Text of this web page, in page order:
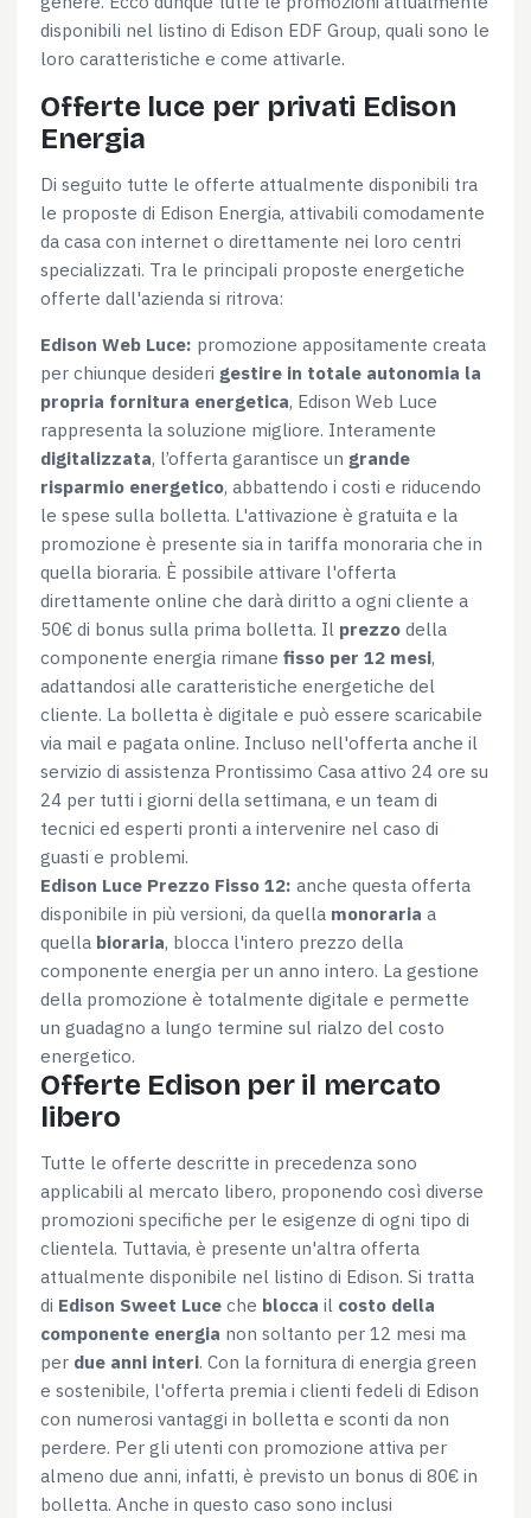
disponibili nel listino di Edison EDF Group, quali sono le
loro caratteristiche e come attivarle.
Offerte luce per privati Edison
Energia
Di seguito tutte le offerte attualmente disponibili tra
le proposte di Edison Energia, attivabili comodamente
da casa con internet o direttamente nei loro centri
specializzati. Tra le principali proposte energetiche
offerte dall'azienda si ritrova:
Edison Web Luce: promozione appositamente creata
per chiunque desideri gestire in totale autonomia la
propria fornitura energetica, Edison Web Luce
rappresenta la soluzione migliore. Interamente
digitalizzata, l’offerta garantisce un grande
risparmio energetico, abbattendo i costi e riducendo
le spese sulla bolletta. L'attivazione è gratuita e la
promozione è presente sia in tariffa monoraria che in
quella bioraria. È possibile attivare l'offerta
direttamente online che darà diritto a ogni cliente a
50€ di bonus sulla prima bolletta. Il prezzo della
componente energia rimane fisso per 12 mesi,
adattandosi alle caratteristiche energetiche del
cliente. La bolletta è digitale e può essere scaricabile
via mail e pagata online. Incluso nell'offerta anche il
servizio di assistenza Prontissimo Casa attivo 24 ore su
24 per tutti i giorni della settimana, e un team di
tecnici ed esperti pronti a intervenire nel caso di
guasti e problemi.
Edison Luce Prezzo Fisso 12: anche questa offerta
disponibile in più versioni, da quella monoraria a
quella bioraria, blocca l'intero prezzo della
componente energia per un anno intero. La gestione
della promozione è totalmente digitale e permette
un guadagno a lungo termine sul rialzo del costo
energetico.
Offerte Edison per il mercato
libero
Tutte le offerte descritte in precedenza sono
applicabili al mercato libero, proponendo così diverse
promozioni specifiche per le esigenze di ogni tipo di
clientela. Tuttavia, è presente un'altra offerta
attualmente disponibile nel listino di Edison. Si tratta
di Edison Sweet Luce che blocca il costo della
componente energia non soltanto per 12 mesi ma
per due anni interi. Con la fornitura di energia green
e sostenibile, l'offerta premia i clienti fedeli di Edison
con numerosi vantaggi in bolletta e sconti da non
perdere. Per gli utenti con promozione attiva per
almeno due anni, infatti, è previsto un bonus di 80€ in
bolletta. Anche in questo caso sono inclusi